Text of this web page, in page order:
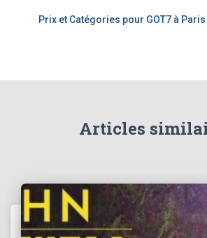
Prix et Catégories pour GOT7 à
Articles